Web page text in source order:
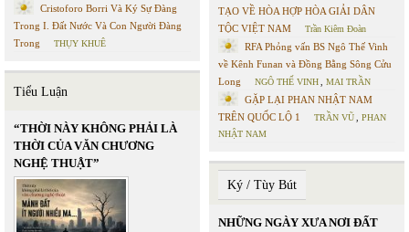
Cristoforo Borri Và Ký Sự Đàng
Trong I. Đất Nước Và Con Người Đàng
Trong
THỤY KHUÊ
Tiểu Luận
“THỜI NÀY KHÔNG PHẢI LÀ
THỜI CỦA VĂN CHƯƠNG
NGHỆ THUẬT”
TẠO VỀ HÒA HỢP HÒA GIẢI DÂN
TỘC VIỆT NAM
Trần Kiêm Đoàn
RFA Phỏng vấn BS Ngô Thế Vinh
về Kênh Funan và Đồng Bằng Sông Cửu
Long
NGÔ THẾ VINH MAI TRẦN
GẶP LẠI PHAN NHẬT NAM
TRÊN QUỐC LỘ 1
TRẦN VŨ
PHAN
NHẬT NAM
Ký / Tùy Bút
NHỮNG NGÀY XƯA NƠI ĐẤT